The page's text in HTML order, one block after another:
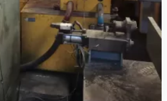
токопроводящих материалов
термическое повреждение
соединения
без использования открытого огня